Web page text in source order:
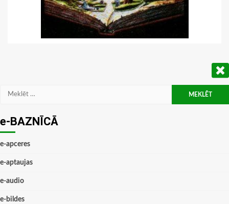
Meklēt:
e-BAZNĪCĀ
e-apceres
e-aptaujas
e-audio
e-bildes